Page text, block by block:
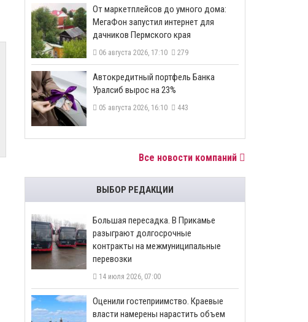
От маркетплейсов до умного дома:
МегаФон запустил интернет для
дачников Пермского края
06 августа 2026, 17:10 279
​Автокредитный портфель Банка
Уралсиб вырос на 23%
05 августа 2026, 16:10 443
Все новости компаний
ВЫБОР РЕДАКЦИИ
Большая пересадка. В Прикамье
разыграют долгосрочные
контракты на межмуниципальные
перевозки
14 июля 2026, 07:00
Оценили гостеприимство. Краевые
власти намерены нарастить объем